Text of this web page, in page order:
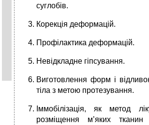
суглобів.
Корекція деформацій.
Профілактика деформацій.
Невідкладне гіпсування.
Виготовлення форм і
тіла з метою протезування.
Іммобілізація, як метод
розміщення м’яких тканин